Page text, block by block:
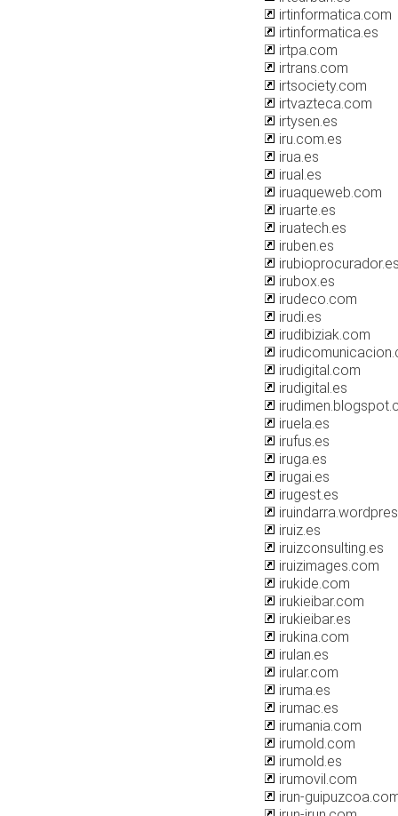
irtinformatica.com
irtinformatica.es
irtpa.com
irtrans.com
irtsociety.com
irtvazteca.com
irtysen.es
iru.com.es
irua.es
irual.es
iruaqueweb.com
iruarte.es
iruatech.es
iruben.es
irubioprocurador.es
irubox.es
irudeco.com
irudi.es
irudibiziak.com
irudigital.com
irudigital.es
iruela.es
irufus.es
iruga.es
irugai.es
irugest.es
iruiz.es
iruizconsulting.es
iruizimages.com
irukide.com
irukieibar.com
irukieibar.es
irukina.com
irulan.es
irular.com
iruma.es
irumac.es
irumania.com
irumold.com
irumold.es
irumovil.com
irun-